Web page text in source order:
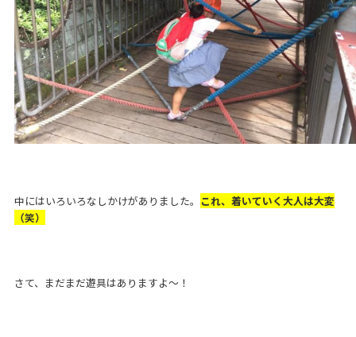
中にはいろいろなしかけがありました。 これ、着いていく大人は大変
（笑）
さて、まだまだ遊具はありますよ〜！